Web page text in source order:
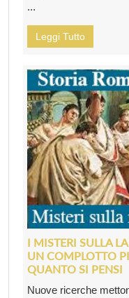
...
Leggi Tutto
I MISTERI SULLA
UN COMPLOTTO
QUANTO SI PENSI
Nuove ricerche